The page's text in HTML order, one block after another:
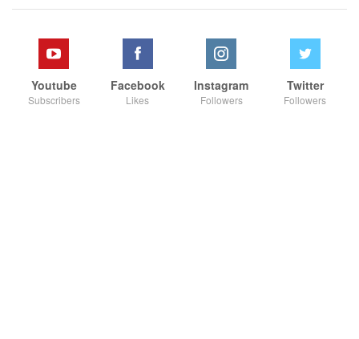
Youtube
Subscribers
Facebook
Likes
Instagram
Followers
Twitter
Followers